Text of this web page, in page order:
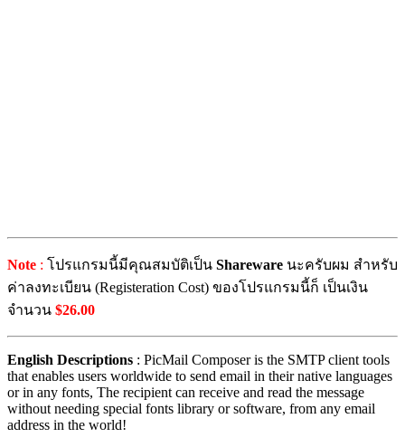
Note : โปรแกรมนี้มีคุณสมบัติเป็น Shareware นะครับผม สำหรับ
ค่าลงทะเบียน (Registeration Cost) ของโปรแกรมนี้ก็ เป็นเงิน
จำนวน $26.00
English Descriptions : PicMail Composer is the SMTP client tools
that enables users worldwide to send email in their native languages
or in any fonts, The recipient can receive and read the message
without needing special fonts library or software, from any email
address in the world!